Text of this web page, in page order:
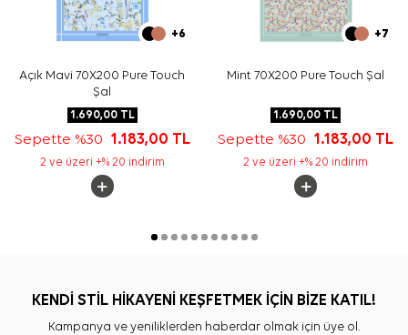
+6
Açık Mavi 70X200 Pure Touch
Şal
1.690,00TL
Sepette %30 1.183,00 TL
2 ve üzeri +% 20 indirim
+7
Mint 70X200 Pure Touch Şal
1.690,00 TL
Sepette %30 1.183,00 TL
2 ve üzeri +% 20 indirim
KENDİ STİL HİKAYENİ KEŞFETMEK İÇİN BİZE KATIL!
Kampanya ve yeniliklerden haberdar olmak için üye ol.